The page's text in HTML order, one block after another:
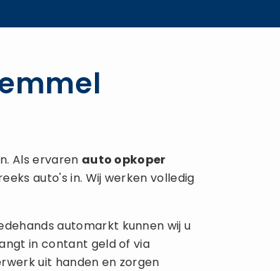
Als ervaren auto opkoper
auto's in. Wij werken volledig
automarkt kunnen wij u
in contant geld of via
uit handen en zorgen